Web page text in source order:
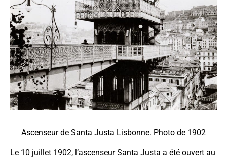
Ascenseur de Santa Justa Lisbonne. Photo de 1902
Le 10 juillet 1902, l’ascenseur Santa Justa a été ouvert au